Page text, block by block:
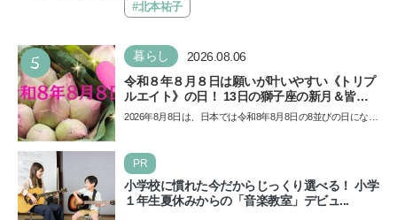
催…
#北本祐子
5 暮らし 2026.08.06
令和８年８月８日は願いが叶いやすい《トリプ
ルエイト》の日！ 13日の獅子座の新月＆皆既
日食の影響にも注目
2026年8月8日は、日本では令和8年8月8日の8並びの日になり
PR
小学校に慣れた今だからじっくり選べる！ 小学
１年生夏休みからの「音楽教室」デビュ...